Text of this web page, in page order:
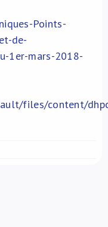
Points-
de-
1er-mars-2018-
files/content/